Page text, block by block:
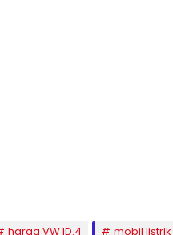
harga VW ID.4 mobil listrik